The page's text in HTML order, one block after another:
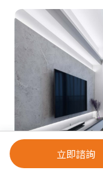
立即諮詢